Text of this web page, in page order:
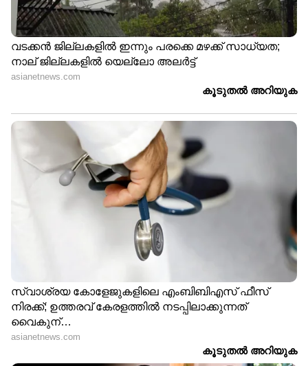
LATEST VIDEOS
'അർജുൻ ആയങ്കി കീഴടങ്ങാൻ
തീരുമാനിച്ചാണ് ഫ്ലാറ്റിലേക്ക് വന്നത്,
പൊലീസിന് മുൻകൂട്ടി സൂചന
ലഭിച്ചിരുന്നോ?; അർജുനായി
സിപിഎം നേതാവിൻ്റെ വീട്ടിലും
രാത്രിയിൽ പൊലീസെത്തി